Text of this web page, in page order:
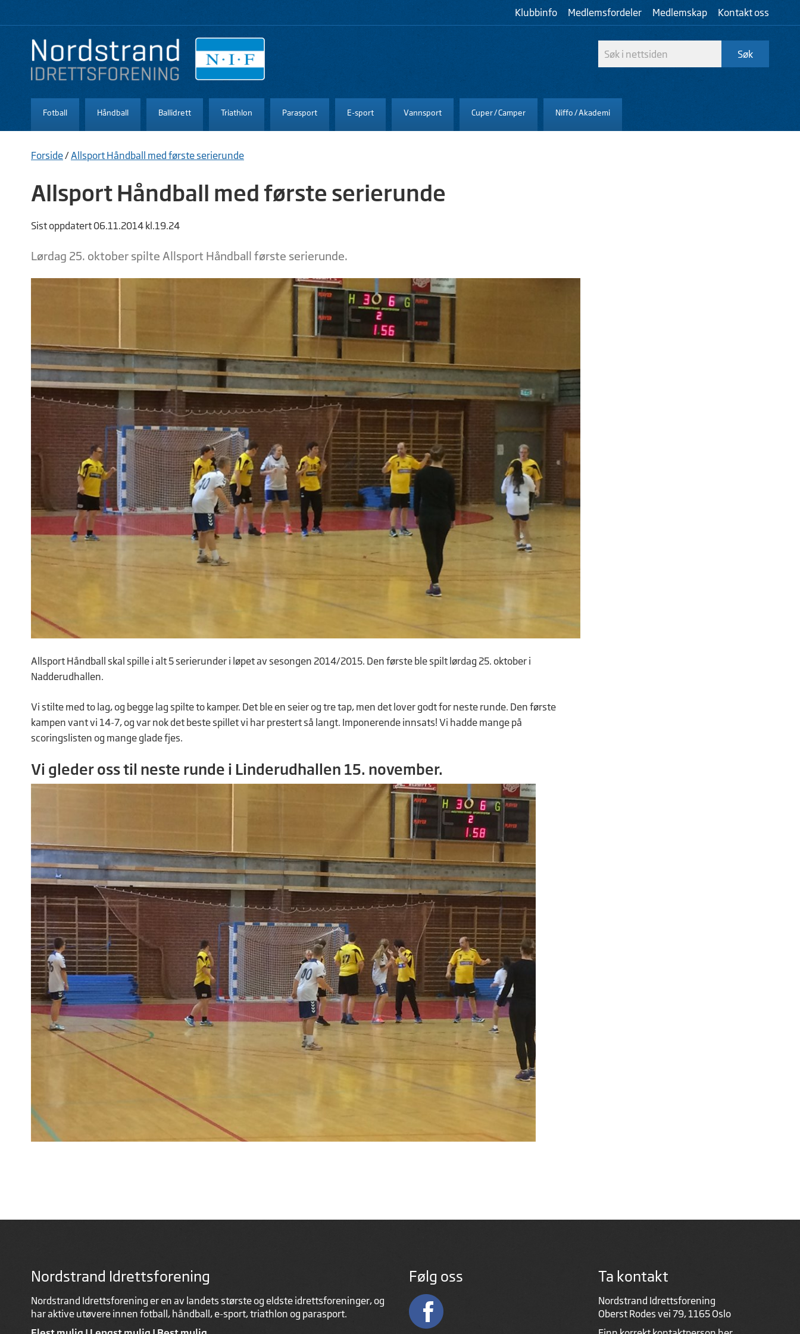
Klubbinfo Medlemsfordeler Medlemskap Kontakt oss
Fotball Håndball Ballidrett Triathlon Parasport E-sport Vannsport Cuper / Camper Niffo / Akademi
Forside/Allsport Håndball med første serierunde
Allsport Håndball med første serierunde
Sist oppdatert 06.11.2014 kl.19.24
Lørdag 25. oktober spilte Allsport Håndball første serierunde.
Allsport Håndball skal spille i alt 5 serierunder i løpet av sesongen 2014/2015. Den første ble spilt lørdag 25. oktober i
Nadderudhallen.
Vi stilte med to lag, og begge lag spilte to kamper. Det ble en seier og tre tap, men det lover godt for neste runde. Den første
kampen vant vi 14-7, og var nok det beste spillet vi har prestert så langt. Imponerende innsats! Vi hadde mange på
scoringslisten og mange glade fjes.
Vi gleder oss til neste runde i Linderudhallen 15. november.
Nordstrand Idrettsforening
Nordstrand Idrettsforening er en av landets største og eldste idrettsforeninger, og
har aktive utøvere innen fotball, håndball, e-sport, triathlon og parasport.
Følg oss Ta kontakt
Nordstrand Idrettsforening
Oberst Rodes vei 79, 1165 Oslo